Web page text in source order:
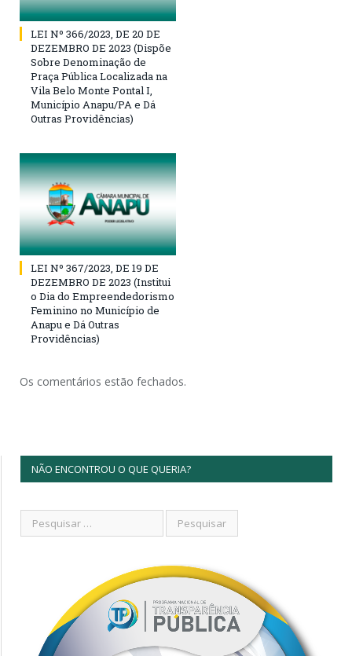
LEI Nº 366/2023, DE 20 DE
DEZEMBRO DE 2023 (Dispõe
Sobre Denominação de
Praça Pública Localizada na
Vila Belo Monte Pontal I,
Município Anapu/PA e Dá
Outras Providências)
LEI Nº 367/2023, DE 19 DE
DEZEMBRO DE 2023 (Institui
o Dia do Empreendedorismo
Feminino no Município de
Anapu e Dá Outras
Providências)
Os comentários estão fechados.
NÃO ENCONTROU O QUE QUERIA?